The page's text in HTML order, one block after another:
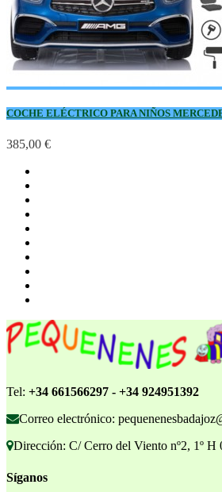
COCHE ELÉCTRICO PARA NIÑOS
385,00 €
Tel: +34 661566297 - +34 924951392
Correo electrónico:
Dirección: C/ Cerro del Viento nº2, 1º H
Síganos